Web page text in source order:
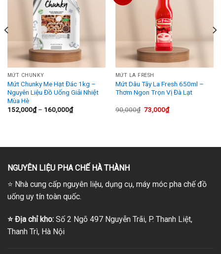
MỨT CHUNKY
Mứt Chunky Me Hạt Đác 1kg –
Nguyên Liệu Đồ Uống Giải Nhiệt
Mùa Hè
152,000₫ – 160,000₫Khoảng
giá:
MỨT LA FRESH
Mứt Dâu Tây La Fresh 650ml –
Thơm Ngon Trọn Vị Đà Lạt
90,000₫ Giá
gốc
73,000₫Giá
hiện
NGUYÊN LIỆU PHA CHẾ HÀ THÀNH
⭐ Nhà cung cấp nguyên liệu, dụng cụ, máy móc pha chế đồ
uống uy tín toàn quốc.
⭐Địa chỉ kho: Số 2 Ngõ 497 Nguyễn Trãi, P. Thanh Liệt,
Thanh Trì, Hà Nội